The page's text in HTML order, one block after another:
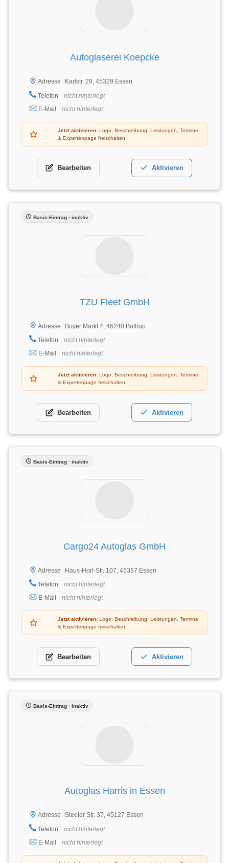
Autoglaserei Koepcke
Adresse
Karlstr. 29, 45329 Essen
Telefon
nicht hinterlegt
E-Mail
nicht hinterlegt
Jetzt aktivieren: Logo, Beschreibung, Leistungen, Termine
& Expertenpage freischalten.
Bearbeiten Aktivieren
Basis-Eintrag · inaktiv
TZU Fleet GmbH
Adresse
Boyer Markt 4, 46240 Bottrop
Telefon
nicht hinterlegt
E-Mail
nicht hinterlegt
Jetzt aktivieren: Logo, Beschreibung, Leistungen, Termine
& Expertenpage freischalten.
Bearbeiten Aktivieren
Basis-Eintrag · inaktiv
Cargo24 Autoglas GmbH
Adresse
Haus-Horl-Str. 107, 45357 Essen
Telefon
nicht hinterlegt
E-Mail
nicht hinterlegt
Jetzt aktivieren: Logo, Beschreibung, Leistungen, Termine
& Expertenpage freischalten.
Bearbeiten Aktivieren
Basis-Eintrag · inaktiv
Autoglas Harris in Essen
Adresse
Steeler Str. 37, 45127 Essen
Telefon
nicht hinterlegt
E-Mail
nicht hinterlegt